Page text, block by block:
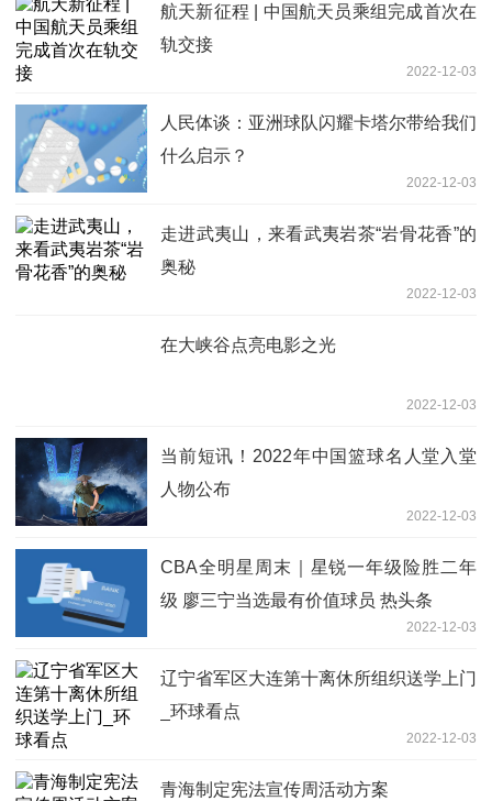
航天新征程 | 中国航天员乘组完成首次在
轨交接
2022-12-03
人民体谈：亚洲球队闪耀卡塔尔带给我们
什么启示？
2022-12-03
走进武夷山，来看武夷岩茶“岩骨花香”的
奥秘
2022-12-03
在大峡谷点亮电影之光
2022-12-03
当前短讯！2022年中国篮球名人堂入堂
人物公布
2022-12-03
CBA全明星周末｜星锐一年级险胜二年
级 廖三宁当选最有价值球员 热头条
2022-12-03
辽宁省军区大连第十离休所组织送学上门
_环球看点
2022-12-03
青海制定宪法宣传周活动方案